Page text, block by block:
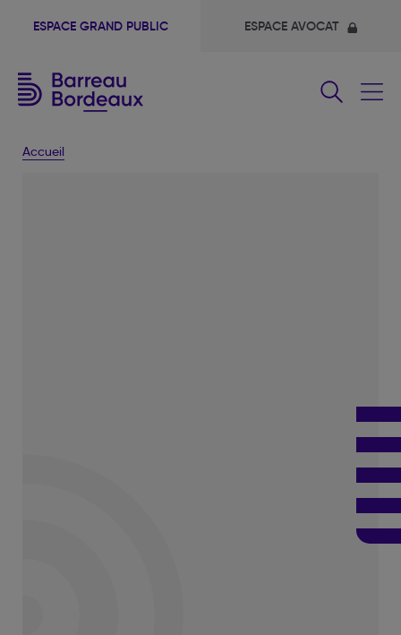
ESPACE GRAND PUBLIC ESPACE AVOCAT
Accueil